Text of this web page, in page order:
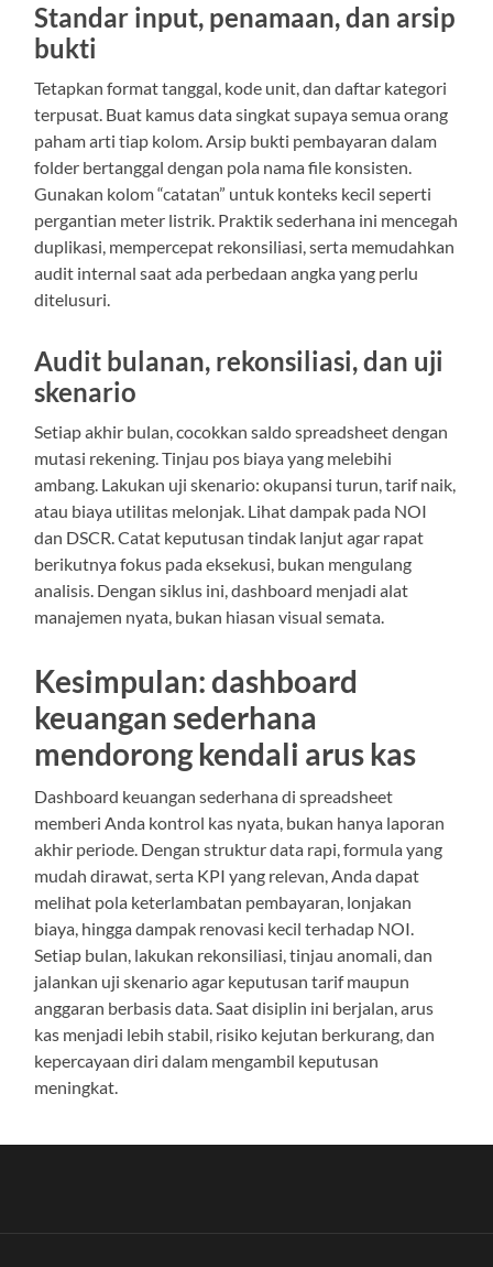
Standar input, penamaan, dan arsip
bukti
Tetapkan format tanggal, kode unit, dan daftar kategori
terpusat. Buat kamus data singkat supaya semua orang
paham arti tiap kolom. Arsip bukti pembayaran dalam
folder bertanggal dengan pola nama file konsisten.
Gunakan kolom “catatan” untuk konteks kecil seperti
pergantian meter listrik. Praktik sederhana ini mencegah
duplikasi, mempercepat rekonsiliasi, serta memudahkan
audit internal saat ada perbedaan angka yang perlu
ditelusuri.
Audit bulanan, rekonsiliasi, dan uji
skenario
Setiap akhir bulan, cocokkan saldo spreadsheet dengan
mutasi rekening. Tinjau pos biaya yang melebihi
ambang. Lakukan uji skenario: okupansi turun, tarif naik,
atau biaya utilitas melonjak. Lihat dampak pada NOI
dan DSCR. Catat keputusan tindak lanjut agar rapat
berikutnya fokus pada eksekusi, bukan mengulang
analisis. Dengan siklus ini, dashboard menjadi alat
manajemen nyata, bukan hiasan visual semata.
Kesimpulan: dashboard
keuangan sederhana
mendorong kendali arus kas
Dashboard keuangan sederhana di spreadsheet
memberi Anda kontrol kas nyata, bukan hanya laporan
akhir periode. Dengan struktur data rapi, formula yang
mudah dirawat, serta KPI yang relevan, Anda dapat
melihat pola keterlambatan pembayaran, lonjakan
biaya, hingga dampak renovasi kecil terhadap NOI.
Setiap bulan, lakukan rekonsiliasi, tinjau anomali, dan
jalankan uji skenario agar keputusan tarif maupun
anggaran berbasis data. Saat disiplin ini berjalan, arus
kas menjadi lebih stabil, risiko kejutan berkurang, dan
kepercayaan diri dalam mengambil keputusan
meningkat.